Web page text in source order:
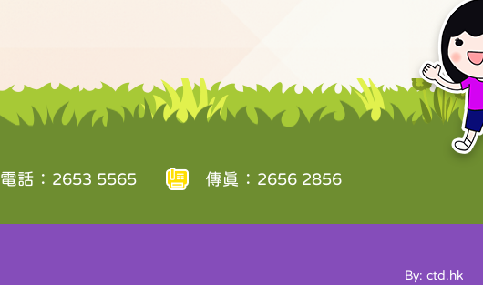
電話：2653 5565 傳真：2656 2856
By: ctd.hk